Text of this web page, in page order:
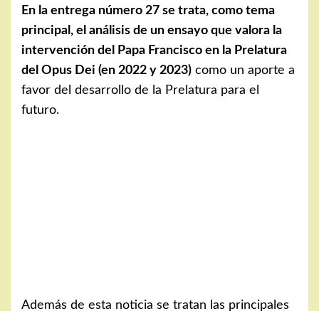
En la entrega número 27 se trata, como tema
principal, el análisis de un ensayo que valora la
intervención del Papa Francisco en la Prelatura
del Opus Dei (en 2022 y 2023) como un aporte a
favor del desarrollo de la Prelatura para el
futuro.
Además de esta noticia se tratan las principales